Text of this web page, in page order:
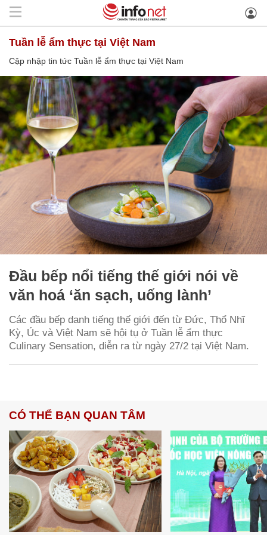
Tuần lễ ẩm thực tại Việt Nam
Cập nhập tin tức Tuần lễ ẩm thực tại Việt Nam
Đầu bếp nổi tiếng thế giới nói về
văn hoá ‘ăn sạch, uống lành’
Các đầu bếp danh tiếng thế giới đến từ Đức, Thổ Nhĩ
Kỳ, Úc và Việt Nam sẽ hội tụ ở Tuần lễ ẩm thực
Culinary Sensation, diễn ra từ ngày 27/2 tại Việt Nam.
CÓ THỂ BẠN QUAN TÂM